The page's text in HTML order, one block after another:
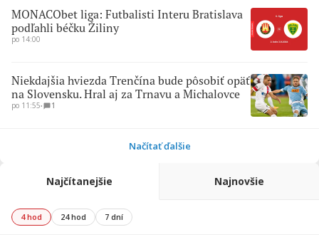
MONACObet liga: Futbalisti Interu Bratislava
podľahli béčku Žiliny
po 14:00
Niekdajšia hviezda Trenčína bude pôsobiť opäť
na Slovensku. Hral aj za Trnavu a Michalovce
po 11:55∙ 1
Načítať ďalšie
Najčítanejšie Najnovšie
4 hod 24 hod 7 dní